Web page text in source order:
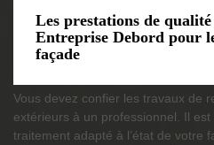
Les prestations de
Entreprise Debord pour
façade
Vous devez confier les travaux de
extérieurs à un professionnel. Il
traitement adapté à l’état de votre